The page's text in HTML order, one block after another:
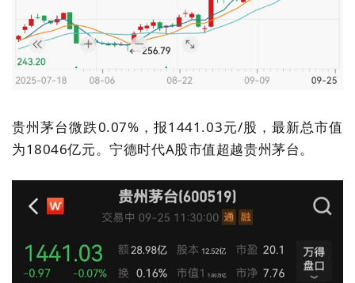
贵州茅台微跌0.07% ，报1441.03元/股，最新总市值
为18046亿元。宁德时代A股市值超越贵州茅台。